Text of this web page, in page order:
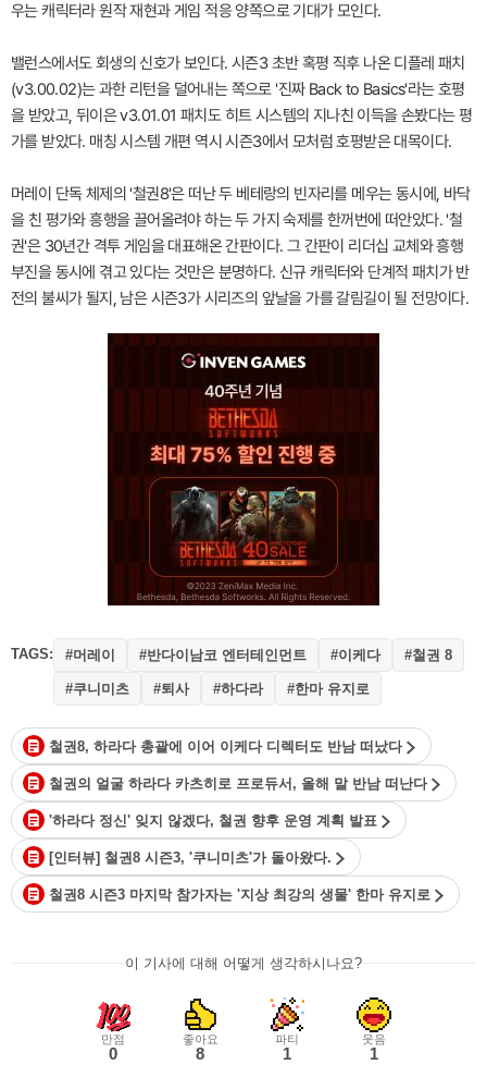
우는 캐릭터라 원작 재현과 게임 적응 양쪽으로 기대가 모인다.
밸런스에서도 회생의 신호가 보인다. 시즌3 초반 혹평 직후 나온 디플레 패치
(v3.00.02)는 과한 리턴을 덜어내는 쪽으로 '진짜 Back to Basics'라는 호평
을 받았고, 뒤이은 v3.01.01 패치도 히트 시스템의 지나친 이득을 손봤다는 평
가를 받았다. 매칭 시스템 개편 역시 시즌3에서 모처럼 호평받은 대목이다.
머레이 단독 체제의 '철권8'은 떠난 두 베테랑의 빈자리를 메우는 동시에, 바닥
을 친 평가와 흥행을 끌어올려야 하는 두 가지 숙제를 한꺼번에 떠안았다. '철
권'은 30년간 격투 게임을 대표해온 간판이다. 그 간판이 리더십 교체와 흥행
부진을 동시에 겪고 있다는 것만은 분명하다. 신규 캐릭터와 단계적 패치가 반
전의 불씨가 될지, 남은 시즌3가 시리즈의 앞날을 가를 갈림길이 될 전망이다.
TAGS: #머레이 #반다이남코 엔터테인먼트 #이케다 #철권 8
#쿠니미츠 #퇴사 #하다라 #한마 유지로
철권8, 하라다 총괄에 이어 이케다 디렉터도 반남 떠났다
철권의 얼굴 하라다 카츠히로 프로듀서, 올해 말 반남 떠난다
'하라다 정신' 잊지 않겠다, 철권 향후 운영 계획 발표
[인터뷰] 철권8 시즌3, '쿠니미츠'가 돌아왔다.
철권8 시즌3 마지막 참가자는 '지상 최강의 생물' 한마 유지로
이 기사에 대해 어떻게 생각하시나요?
만점
0
좋아요
8
파티
1
웃음
1